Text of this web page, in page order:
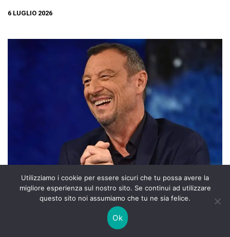
6 LUGLIO 2026
STAR PEOPLE NEWS
AMADEUS LASCIA WARNER BROS.
DISCOVERY: COSA SIGNIFICA DAVVERO
Utilizziamo i cookie per essere sicuri che tu possa avere la
migliore esperienza sul nostro sito. Se continui ad utilizzare
questo sito noi assumiamo che tu ne sia felice.
Ok